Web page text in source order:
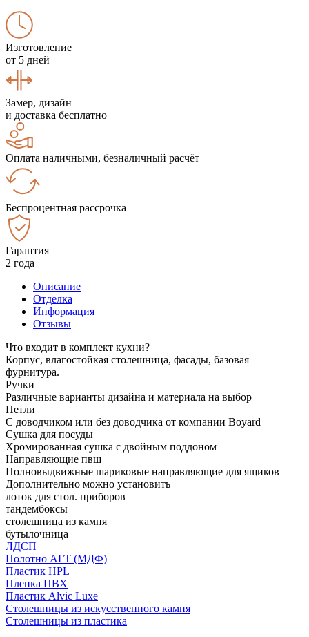
Изготовление
от 5 дней
Замер, дизайн
и доставка бесплатно
Оплата наличными, безналичный расчёт
Беспроцентная рассрочка
Гарантия
2 года
Описание
Отделка
Информация
Отзывы
Что входит в комплект кухни?
Корпус, влагостойкая столешница, фасады, базовая
фурнитура.
Ручки
Различные варианты дизайна и материала на выбор
Петли
С доводчиком или без доводчика от компании Boyard
Сушка для посуды
Хромированная сушка с двойным поддоном
Направляющие пвш
Полновыдвижные шариковые направляющие для ящиков
Дополнительно можно установить
лоток для стол. приборов
тандембоксы
столешница из камня
бутылочница
ЛДСП
Полотно АГТ (МДФ)
Пластик HPL
Пленка ПВХ
Пластик Alvic Luxe
Столешницы из искусственного камня
Столешницы из пластика